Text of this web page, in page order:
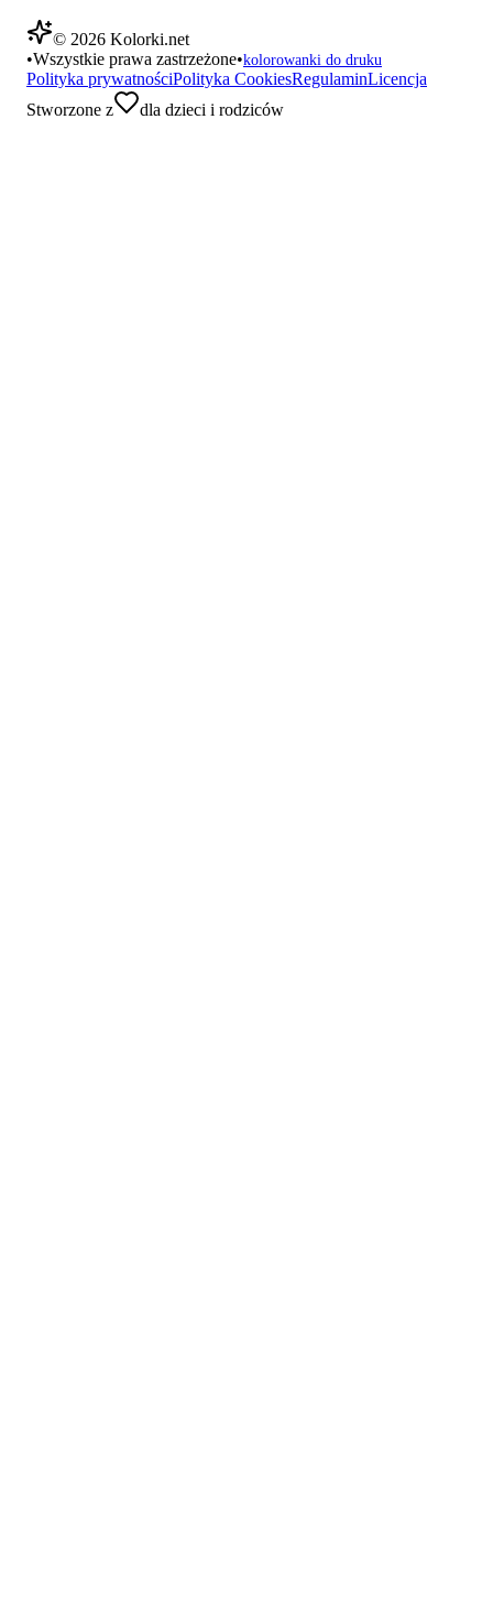
© 2026 Kolorki.net
•Wszystkie prawa zastrzeżone•kolorowanki do druku
Polityka prywatnościPolityka CookiesRegulaminLicencja
Stworzone z
dla dzieci i rodziców